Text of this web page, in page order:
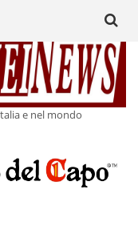
e nel mondo
for: